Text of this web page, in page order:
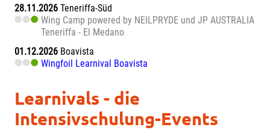
28.11.2026 Teneriffa-Süd
Wing Camp powered by NEILPRYDE und JP AUSTRALIA
Teneriffa - El Medano
01.12.2026 Boavista
Wingfoil Learnival Boavista
Learnivals - die
Intensivschulung-Events